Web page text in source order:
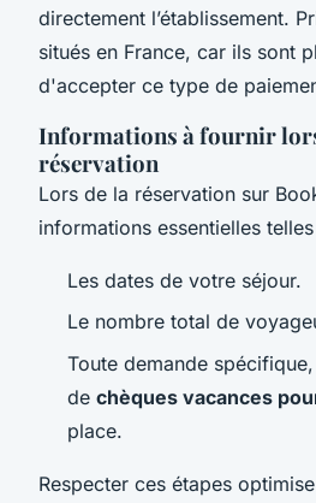
directement l’établissement.
situés en France, car ils sont
d'accepter ce type de
Informations à fournir
réservation
Lors de la réservation sur
informations essentielles
Les dates de votre séjour.
Le nombre total de
Toute demande
de chèques vacances
place.
Respecter ces étapes